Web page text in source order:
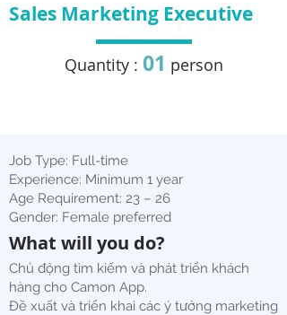
Sales Marketing Executive
Quantity : 01 person
Job Type: Full-time
Experience: Minimum 1 year
Age Requirement: 23 – 26
Gender: Female preferred
What will you do?
Chủ động tìm kiếm và phát triển khách
hàng cho Camon App.
Đề xuất và triển khai các ý tưởng marketing